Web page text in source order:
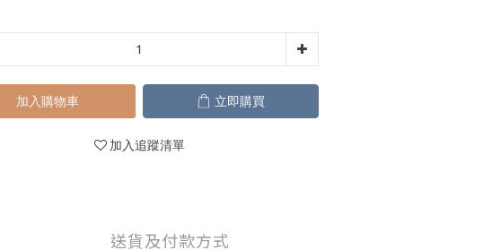
加入購物車 立即購買
加入追蹤清單
送貨及付款方式